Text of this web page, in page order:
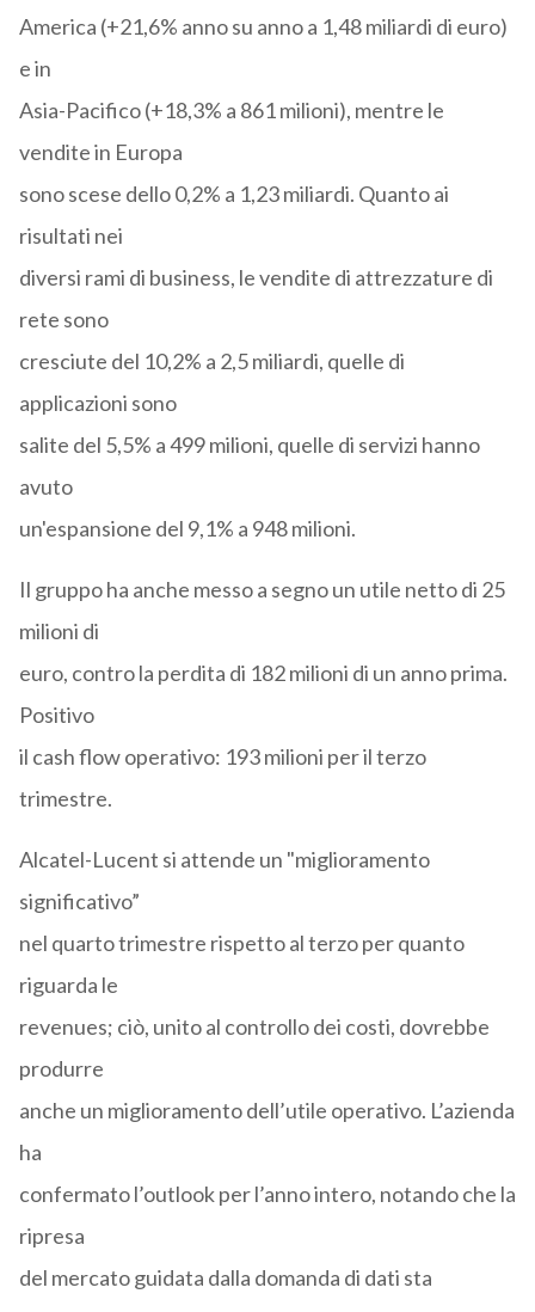
America (+21,6% anno su anno a 1,48 miliardi di euro)
e in
Asia-Pacifico (+18,3% a 861 milioni), mentre le
vendite in Europa
sono scese dello 0,2% a 1,23 miliardi. Quanto ai
risultati nei
diversi rami di business, le vendite di attrezzature di
rete sono
cresciute del 10,2% a 2,5 miliardi, quelle di
applicazioni sono
salite del 5,5% a 499 milioni, quelle di servizi hanno
avuto
un'espansione del 9,1% a 948 milioni.
Il gruppo ha anche messo a segno un utile netto di 25
milioni di
euro, contro la perdita di 182 milioni di un anno prima.
Positivo
il cash flow operativo: 193 milioni per il terzo
trimestre.
Alcatel-Lucent si attende un "miglioramento
significativo”
nel quarto trimestre rispetto al terzo per quanto
riguarda le
revenues; ciò, unito al controllo dei costi, dovrebbe
produrre
anche un miglioramento dell’utile operativo. L’azienda
ha
confermato l’outlook per l’anno intero, notando che la
ripresa
del mercato guidata dalla domanda di dati sta